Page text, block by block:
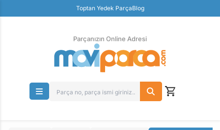
Toptan Yedek ParçaBlog
Parçanızın Online Adresi